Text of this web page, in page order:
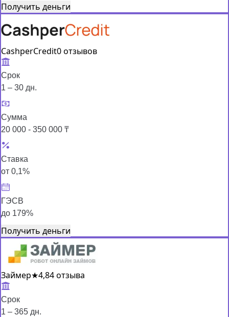
Получить деньги
CashperCredit0 отзывов
Срок
1 – 30 дн.
Сумма
20 000 - 350 000 ₸
Ставка
от 0,1%
ГЭСВ
до 179%
Получить деньги
Займер★4,84 отзыва
Срок
1 – 365 дн.